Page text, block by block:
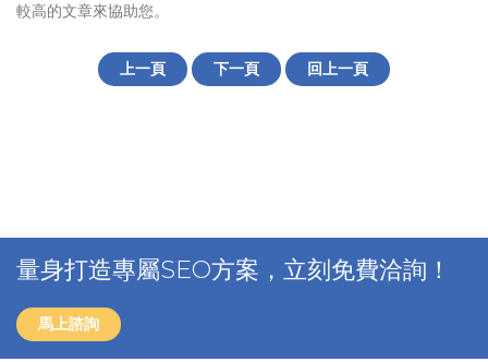
較高的文章來協助您。
上一頁 下一頁 回上一頁
量身打造專屬SEO方案，立刻免費洽詢！
馬上諮詢